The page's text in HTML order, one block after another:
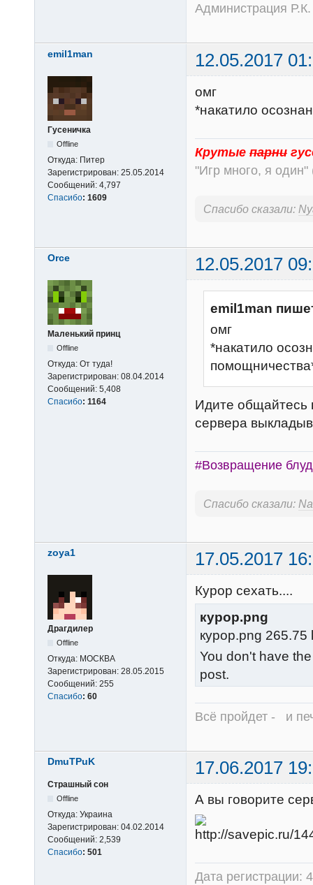
Администрация Р.К.
emil1man 12.05.2017
Гусеничка
Offline
Откуда: Питер
Зарегистрирован: 25.05.2014
Сообщений: 4,797
Спасибо: 1609
омг
*накатило
Крутые парни
"Игр много, я один"
Спасибо сказали:
Orce 12.05.2017
Маленький принц
Offline
Откуда: От туда!
Зарегистрирован: 08.04.2014
Сообщений: 5,408
Спасибо: 1164
emil1man
омг
*накатило
Идите общайтесь
сервера
#Возвращение
Спасибо сказали:
zoya1 17.05.2017
Драгдилер
Offline
Откуда: МОСКВА
Зарегистрирован: 28.05.2015
Сообщений: 255
Спасибо: 60
Курор сехать....
курор.png
курор.png
You don't have
post.
Всё пройдет - и
DmuTPuK 17.06.2017
Страшный сон
Offline
Откуда: Украина
Зарегистрирован: 04.02.2014
Сообщений: 2,539
Спасибо: 501
А вы говорите
Дата регистрации: